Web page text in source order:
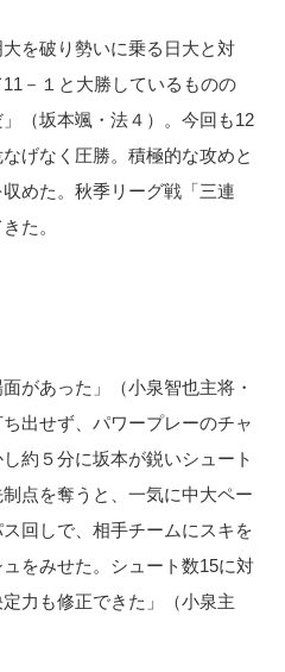
を破り勢いに乗る日大と対
－１と大勝しているものの
（坂本颯・法４）。今回も12
げなく圧勝。積極的な攻めと
めた。秋季リーグ戦「三連
た。
があった」（小泉智也主将・
出せず、パワープレーのチャ
約５分に坂本が鋭いシュート
点を奪うと、一気に中大ペー
回しで、相手チームにスキを
をみせた。シュート数15に対
力も修正できた」（小泉主